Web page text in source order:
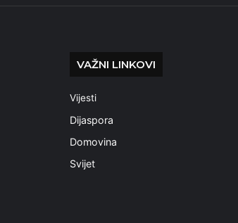
VAŽNI LINKOVI
Vijesti
Dijaspora
Domovina
Svijet